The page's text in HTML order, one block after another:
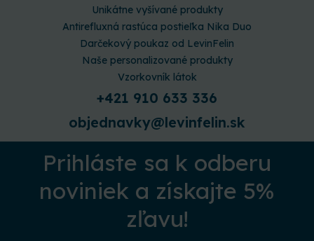
Unikátne vyšívané produkty
Antirefluxná rastúca postieľka Nika Duo
Darčekový poukaz od LevinFelin
Naše personalizované produkty
Vzorkovník látok
+421 910 633 336
objednavky@levinfelin.sk
Prihláste sa k odberu
noviniek a získajte 5%
zľavu!